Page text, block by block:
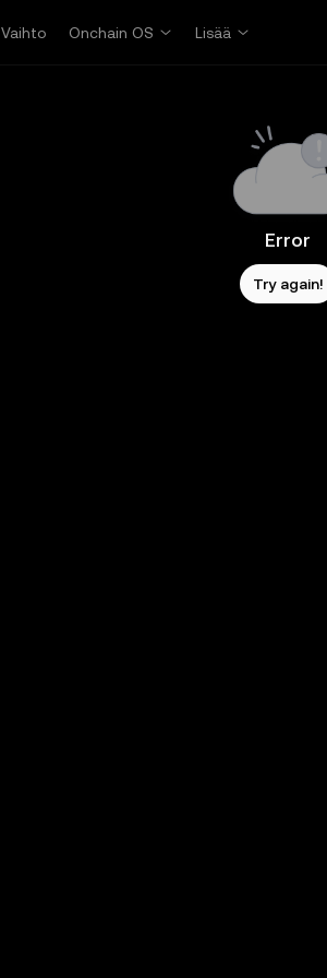
Vaihto Onchain OS Lisää
Error
Try again!